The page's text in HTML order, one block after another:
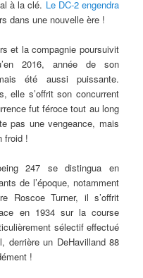
à la clé. Le DC-2 engendra
dans une nouvelle ère !
et la compagnie poursuivit
2016, année de son
été aussi puissante.
elle s’offrit son concurrent
fut féroce tout au long
pas une vengeance, mais
froid !
247 se distingua en
de l’époque, notamment
Roscoe Turner, il s’offrit
en 1934 sur la course
sélectif effectué
derrière un DeHavilland 88
!